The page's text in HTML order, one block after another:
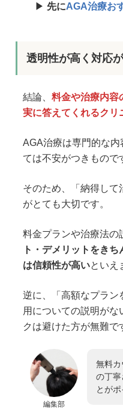
▶︎ 先にAGA治療お
透明性が高く対応
結論、料金や治療内容
実に答えてくれるクリ
AGA治療は専門的な
ては不安がつきもので
そのため、「納得して
がとても大切です。
料金プランや治療法の
ト・デメリットをき
は信頼性が高いといえ
逆に、「高額なプラン
用についての説明がな
クは避けた方が無難で
編集部
無料
の丁寧
とがポ